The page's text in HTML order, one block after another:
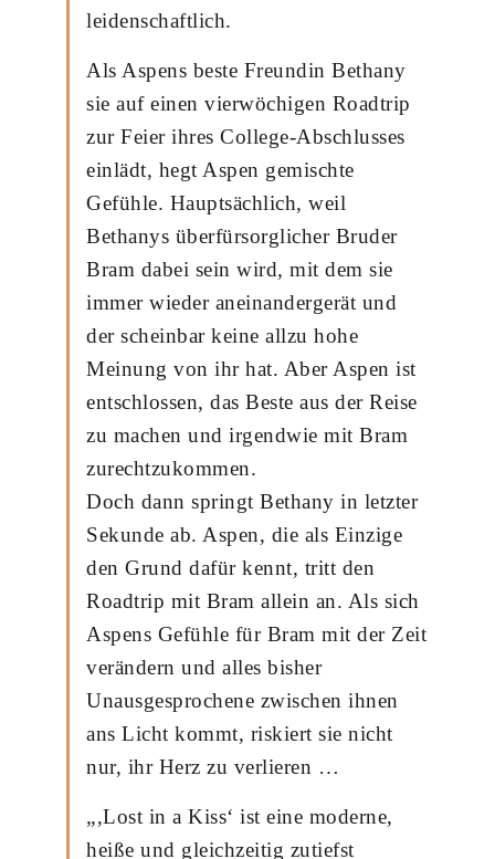
leidenschaftlich.
Als Aspens beste Freundin Bethany
sie auf einen vierwöchigen Roadtrip
zur Feier ihres College-Abschlusses
einlädt, hegt Aspen gemischte
Gefühle. Hauptsächlich, weil
Bethanys überfürsorglicher Bruder
Bram dabei sein wird, mit dem sie
immer wieder aneinandergerät und
der scheinbar keine allzu hohe
Meinung von ihr hat. Aber Aspen ist
entschlossen, das Beste aus der Reise
zu machen und irgendwie mit Bram
zurechtzukommen.
Doch dann springt Bethany in letzter
Sekunde ab. Aspen, die als Einzige
den Grund dafür kennt, tritt den
Roadtrip mit Bram allein an. Als sich
Aspens Gefühle für Bram mit der Zeit
verändern und alles bisher
Unausgesprochene zwischen ihnen
ans Licht kommt, riskiert sie nicht
nur, ihr Herz zu verlieren …
„‚Lost in a Kiss‘ ist eine moderne,
heiße und gleichzeitig zutiefst